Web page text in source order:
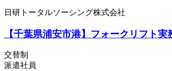
日研トータルソーシング株式会社
【千葉県浦安市港】フォークリフト
交替制
派遣社員